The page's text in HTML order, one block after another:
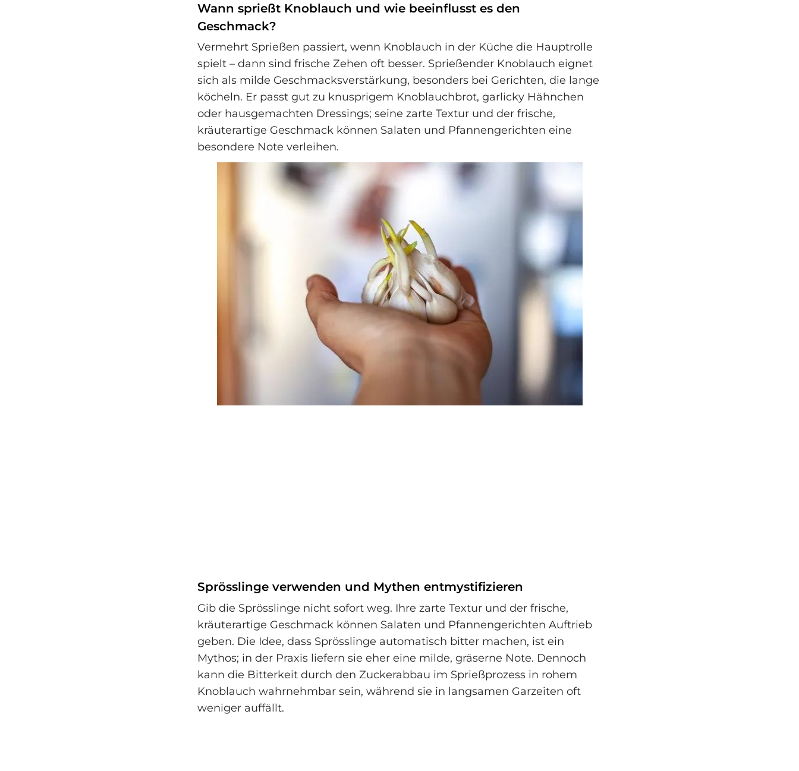
Wann sprießt Knoblauch und wie beeinflusst es den
Geschmack?
Vermehrt Sprießen passiert, wenn Knoblauch in der Küche die Hauptrolle
spielt – dann sind frische Zehen oft besser. Sprießender Knoblauch eignet
sich als milde Geschmacksverstärkung, besonders bei Gerichten, die lange
köcheln. Er passt gut zu knusprigem Knoblauchbrot, garlicky Hähnchen
oder hausgemachten Dressings; seine zarte Textur und der frische,
kräuterartige Geschmack können Salaten und Pfannengerichten eine
besondere Note verleihen.
Sprösslinge verwenden und Mythen entmystifizieren
Gib die Sprösslinge nicht sofort weg. Ihre zarte Textur und der frische,
kräuterartige Geschmack können Salaten und Pfannengerichten Auftrieb
geben. Die Idee, dass Sprösslinge automatisch bitter machen, ist ein
Mythos; in der Praxis liefern sie eher eine milde, gräserne Note. Dennoch
kann die Bitterkeit durch den Zuckerabbau im Sprießprozess in rohem
Knoblauch wahrnehmbar sein, während sie in langsamen Garzeiten oft
weniger auffällt.